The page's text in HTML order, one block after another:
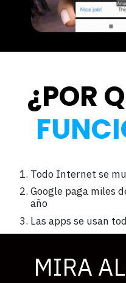
¿POR
Todo Internet se
Google paga miles
año
Las apps se usan
MIRA